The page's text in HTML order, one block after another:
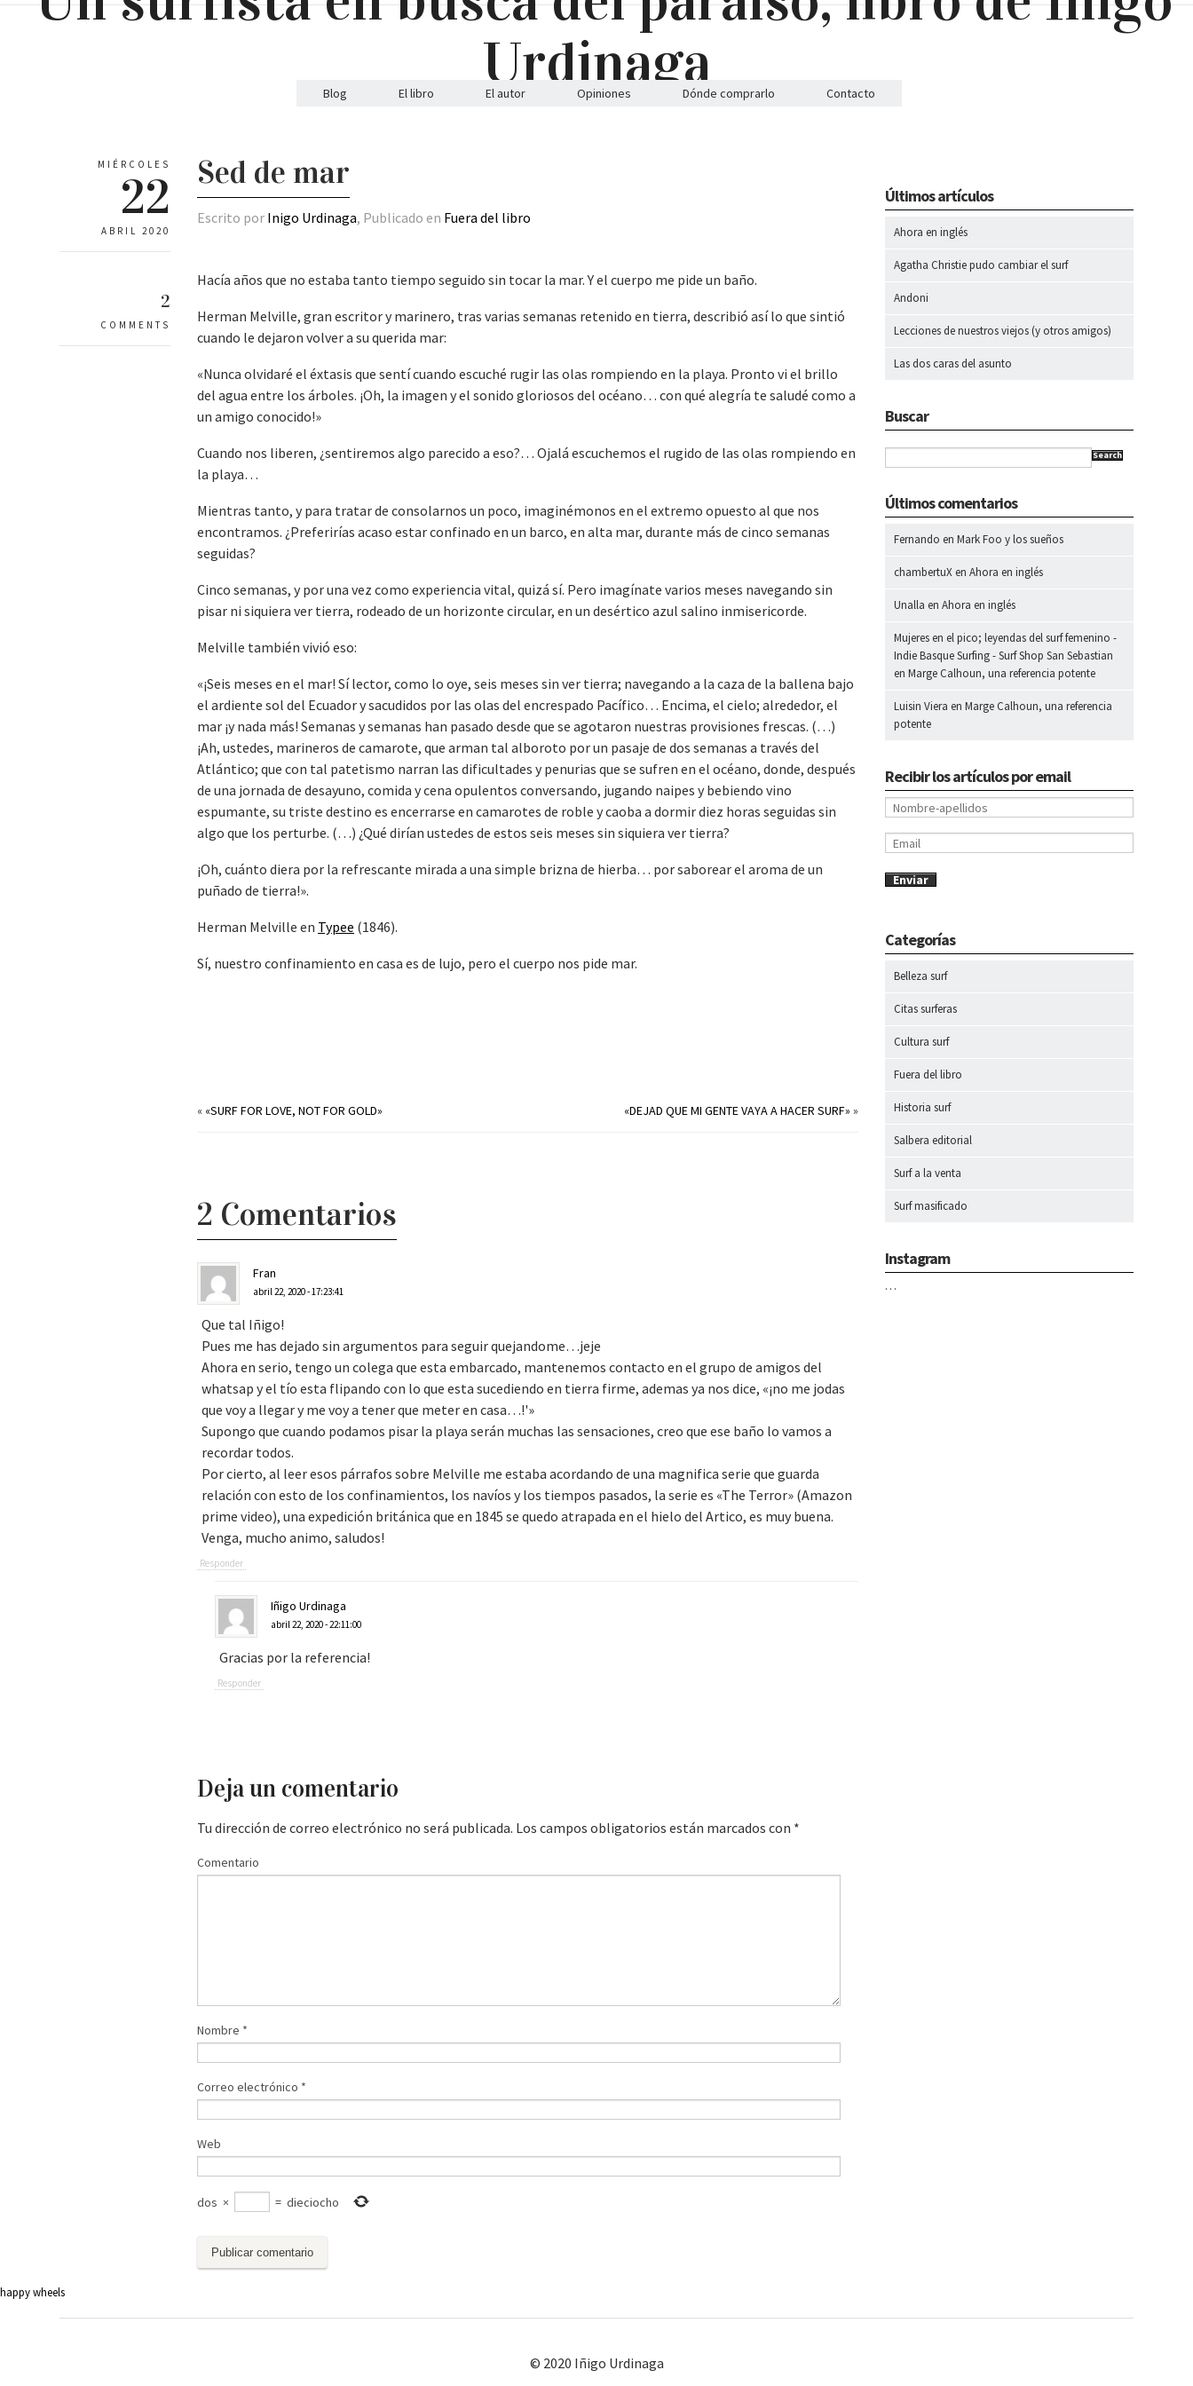
Blog El libro El autor Opiniones Dónde comprarlo Contacto
MIÉRCOLES
22
ABRIL 2020
2
COMMENTS
Sed de mar
Escrito por Inigo Urdinaga, Publicado en Fuera del libro
Hacía años que no estaba tanto tiempo seguido sin tocar la mar. Y el cuerpo me pide un baño.
Herman Melville, gran escritor y marinero, tras varias semanas retenido en tierra, describió así lo que sintió
cuando le dejaron volver a su querida mar:
«Nunca olvidaré el éxtasis que sentí cuando escuché rugir las olas rompiendo en la playa. Pronto vi el brillo
del agua entre los árboles. ¡Oh, la imagen y el sonido gloriosos del océano… con qué alegría te saludé como a
un amigo conocido!»
Cuando nos liberen, ¿sentiremos algo parecido a eso?… Ojalá escuchemos el rugido de las olas rompiendo en
la playa…
Mientras tanto, y para tratar de consolarnos un poco, imaginémonos en el extremo opuesto al que nos
encontramos. ¿Preferirías acaso estar confinado en un barco, en alta mar, durante más de cinco semanas
seguidas?
Cinco semanas, y por una vez como experiencia vital, quizá sí. Pero imagínate varios meses navegando sin
pisar ni siquiera ver tierra, rodeado de un horizonte circular, en un desértico azul salino inmisericorde.
Melville también vivió eso:
«¡Seis meses en el mar! Sí lector, como lo oye, seis meses sin ver tierra; navegando a la caza de la ballena bajo
el ardiente sol del Ecuador y sacudidos por las olas del encrespado Pacífico… Encima, el cielo; alrededor, el
mar ¡y nada más! Semanas y semanas han pasado desde que se agotaron nuestras provisiones frescas. (…)
¡Ah, ustedes, marineros de camarote, que arman tal alboroto por un pasaje de dos semanas a través del
Atlántico; que con tal patetismo narran las dificultades y penurias que se sufren en el océano, donde, después
de una jornada de desayuno, comida y cena opulentos conversando, jugando naipes y bebiendo vino
espumante, su triste destino es encerrarse en camarotes de roble y caoba a dormir diez horas seguidas sin
algo que los perturbe. (…) ¿Qué dirían ustedes de estos seis meses sin siquiera ver tierra?
¡Oh, cuánto diera por la refrescante mirada a una simple brizna de hierba… por saborear el aroma de un
puñado de tierra!».
Herman Melville en Typee (1846).
Sí, nuestro confinamiento en casa es de lujo, pero el cuerpo nos pide mar.
« «SURF FOR LOVE, NOT FOR GOLD» «DEJAD QUE MI GENTE VAYA A HACER SURF» »
2 Comentarios
Fran
abril 22, 2020 - 17:23:41
Que tal Iñigo!
Pues me has dejado sin argumentos para seguir quejandome…jeje
Ahora en serio, tengo un colega que esta embarcado, mantenemos contacto en el grupo de amigos del
whatsap y el tío esta flipando con lo que esta sucediendo en tierra firme, ademas ya nos dice, «¡no me jodas
que voy a llegar y me voy a tener que meter en casa…!'»
Supongo que cuando podamos pisar la playa serán muchas las sensaciones, creo que ese baño lo vamos a
recordar todos.
Por cierto, al leer esos párrafos sobre Melville me estaba acordando de una magnifica serie que guarda
relación con esto de los confinamientos, los navíos y los tiempos pasados, la serie es «The Terror» (Amazon
prime video), una expedición británica que en 1845 se quedo atrapada en el hielo del Artico, es muy buena.
Venga, mucho animo, saludos!
Responder
Iñigo Urdinaga
abril 22, 2020 - 22:11:00
Gracias por la referencia!
Responder
Deja un comentario
Tu dirección de correo electrónico no será publicada. Los campos obligatorios están marcados con *
Comentario
Nombre *
Correo electrónico *
Web
dos × = dieciocho
Últimos artículos
Ahora en inglés
Agatha Christie pudo cambiar el surf
Andoni
Lecciones de nuestros viejos (y otros amigos)
Las dos caras del asunto
Buscar
Search
Últimos comentarios
Fernando en Mark Foo y los sueños
chambertuXen Ahora en inglés
Unalla en Ahora en inglés
Mujeres en el pico; leyendas del surf femenino -
Indie Basque Surfing - Surf Shop San Sebastian
en Marge Calhoun, una referencia potente
Luisin Viera en Marge Calhoun, una referencia
potente
Recibir los artículos por email
Categorías
Belleza surf
Citas surferas
Cultura surf
Fuera del libro
Historia surf
Salbera editorial
Surf a la venta
Surf masificado
Instagram
…
happy wheels
© 2020 Iñigo Urdinaga